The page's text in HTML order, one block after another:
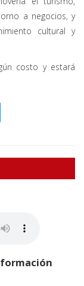
a negocios, y
cultural y
costo y estará